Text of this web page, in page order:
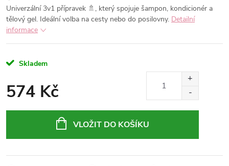
Univerzální 3v1 přípravek 🚿, který spojuje šampon, kondicionér a
tělový gel. Ideální volba na cesty nebo do posilovny. Detailní
informace
Skladem
574 Kč
VLOŽIT DO KOŠÍKU